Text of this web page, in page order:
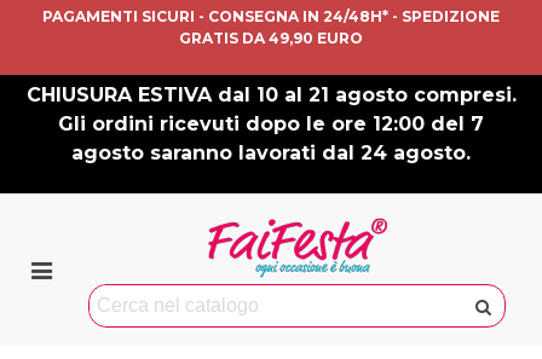
PAGAMENTI SICURI - CONSEGNA IN 24/48H* - SPEDIZIONE
GRATIS DA 49,90 EURO
CHIUSURA ESTIVA dal 10 al 21 agosto compresi.
Gli ordini ricevuti dopo le ore 12:00 del 7
agosto saranno lavorati dal 24 agosto.